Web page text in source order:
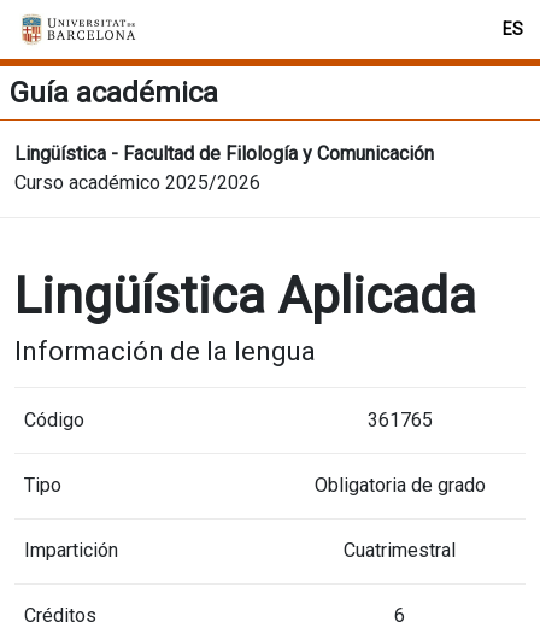
ES
Guía académica
Lingüística - Facultad de Filología y Comunicación
Curso académico 2025/2026
Lingüística Aplicada
Información de la lengua
Código 361765
Tipo Obligatoria de grado
Impartición Cuatrimestral
Créditos 6